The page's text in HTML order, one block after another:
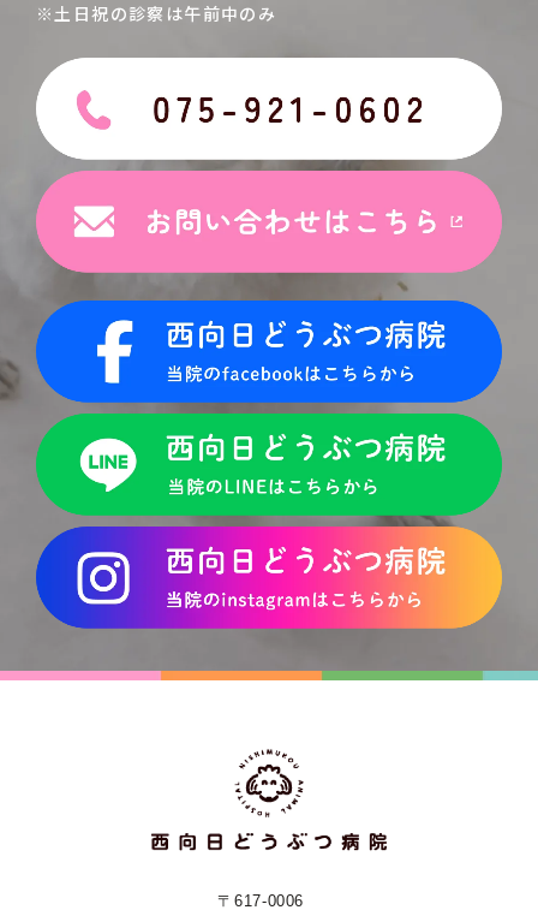
※土日祝の診察は午前中のみ
〒617-0006